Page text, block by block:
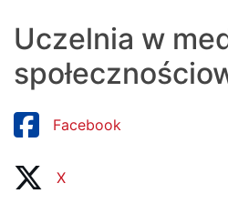
Uczelnia w
Facebook
X